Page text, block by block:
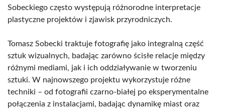
Sobeckiego często występują różnorodne interpretacje
plastyczne projektów i zjawisk przyrodniczych.
Tomasz Sobecki traktuje fotografię jako integralną część
sztuk wizualnych, badając zarówno ścisłe relacje między
różnymi mediami, jak i ich oddziaływanie w tworzeniu
sztuki. W najnowszego projektu wykorzystuje różne
techniki – od fotografii czarno-białej po eksperymentalne
połączenia z instalacjami, badając dynamikę miast oraz